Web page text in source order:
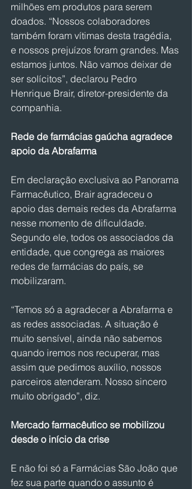
milhões em produtos para serem
doados. “Nossos colaboradores
também foram vítimas desta tragédia,
e nossos prejuízos foram grandes. Mas
estamos juntos. Não vamos deixar de
ser solícitos”, declarou Pedro
Henrique Brair, diretor-presidente da
companhia.
Rede de farmácias gaúcha agradece
apoio da Abrafarma
Em declaração exclusiva ao Panorama
Farmacêutico, Brair agradeceu o
apoio das demais redes da Abrafarma
nesse momento de dificuldade.
Segundo ele, todos os associados da
entidade, que congrega as maiores
redes de farmácias do país, se
mobilizaram.
“Temos só a agradecer a Abrafarma e
as redes associadas. A situação é
muito sensível, ainda não sabemos
quando iremos nos recuperar, mas
assim que pedimos auxílio, nossos
parceiros atenderam. Nosso sincero
muito obrigado”, diz.
Mercado farmacêutico se mobilizou
desde o início da crise
E não foi só a Farmácias São João que
fez sua parte quando o assunto é